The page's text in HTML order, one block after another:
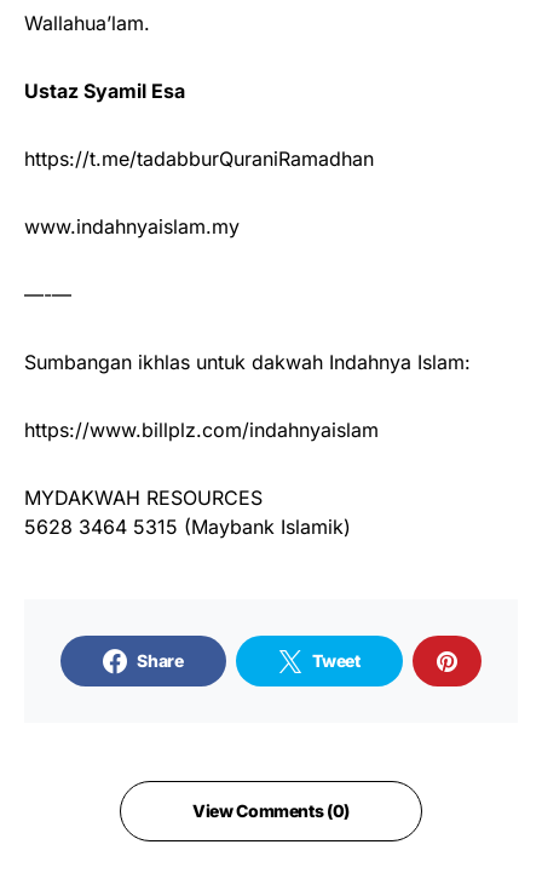
Wallahua’lam.
Ustaz Syamil Esa
https://t.me/tadabburQuraniRamadhan
www.indahnyaislam.my
—-—
Sumbangan ikhlas untuk dakwah Indahnya Islam:
https://www.billplz.com/indahnyaislam
MYDAKWAH RESOURCES
5628 3464 5315 (Maybank Islamik)
Share Tweet
View Comments (0)